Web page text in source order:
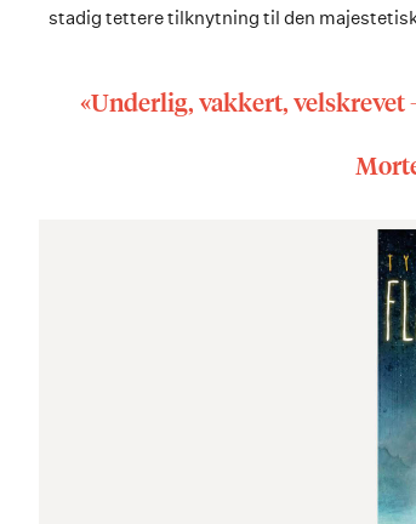
stadig tettere tilknytning til den
«Underlig, vakkert, velskrevet